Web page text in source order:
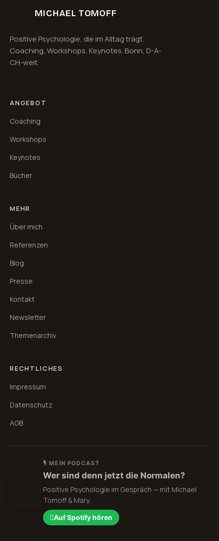
MICHAEL TOMOFF
Positive Psychologie, die im Alltag trägt.
Coaching, Workshops, Keynotes. Bonn, D-A-
CH-weit.
ANGEBOT
Coaching
Workshops
Keynotes
Bücher
MEHR
Über mich
Referenzen
Blog
Presse
Kontakt
Newsletter
Themenarchiv
RECHTLICHES
Impressum
Datenschutz
AGB
🎙 MEIN PODCAST
Wer sind denn jetzt die Normalen?
Positive Psychologie im Gespräch — mit Michael
Tomoff & Mary.
Auf Spotify hören